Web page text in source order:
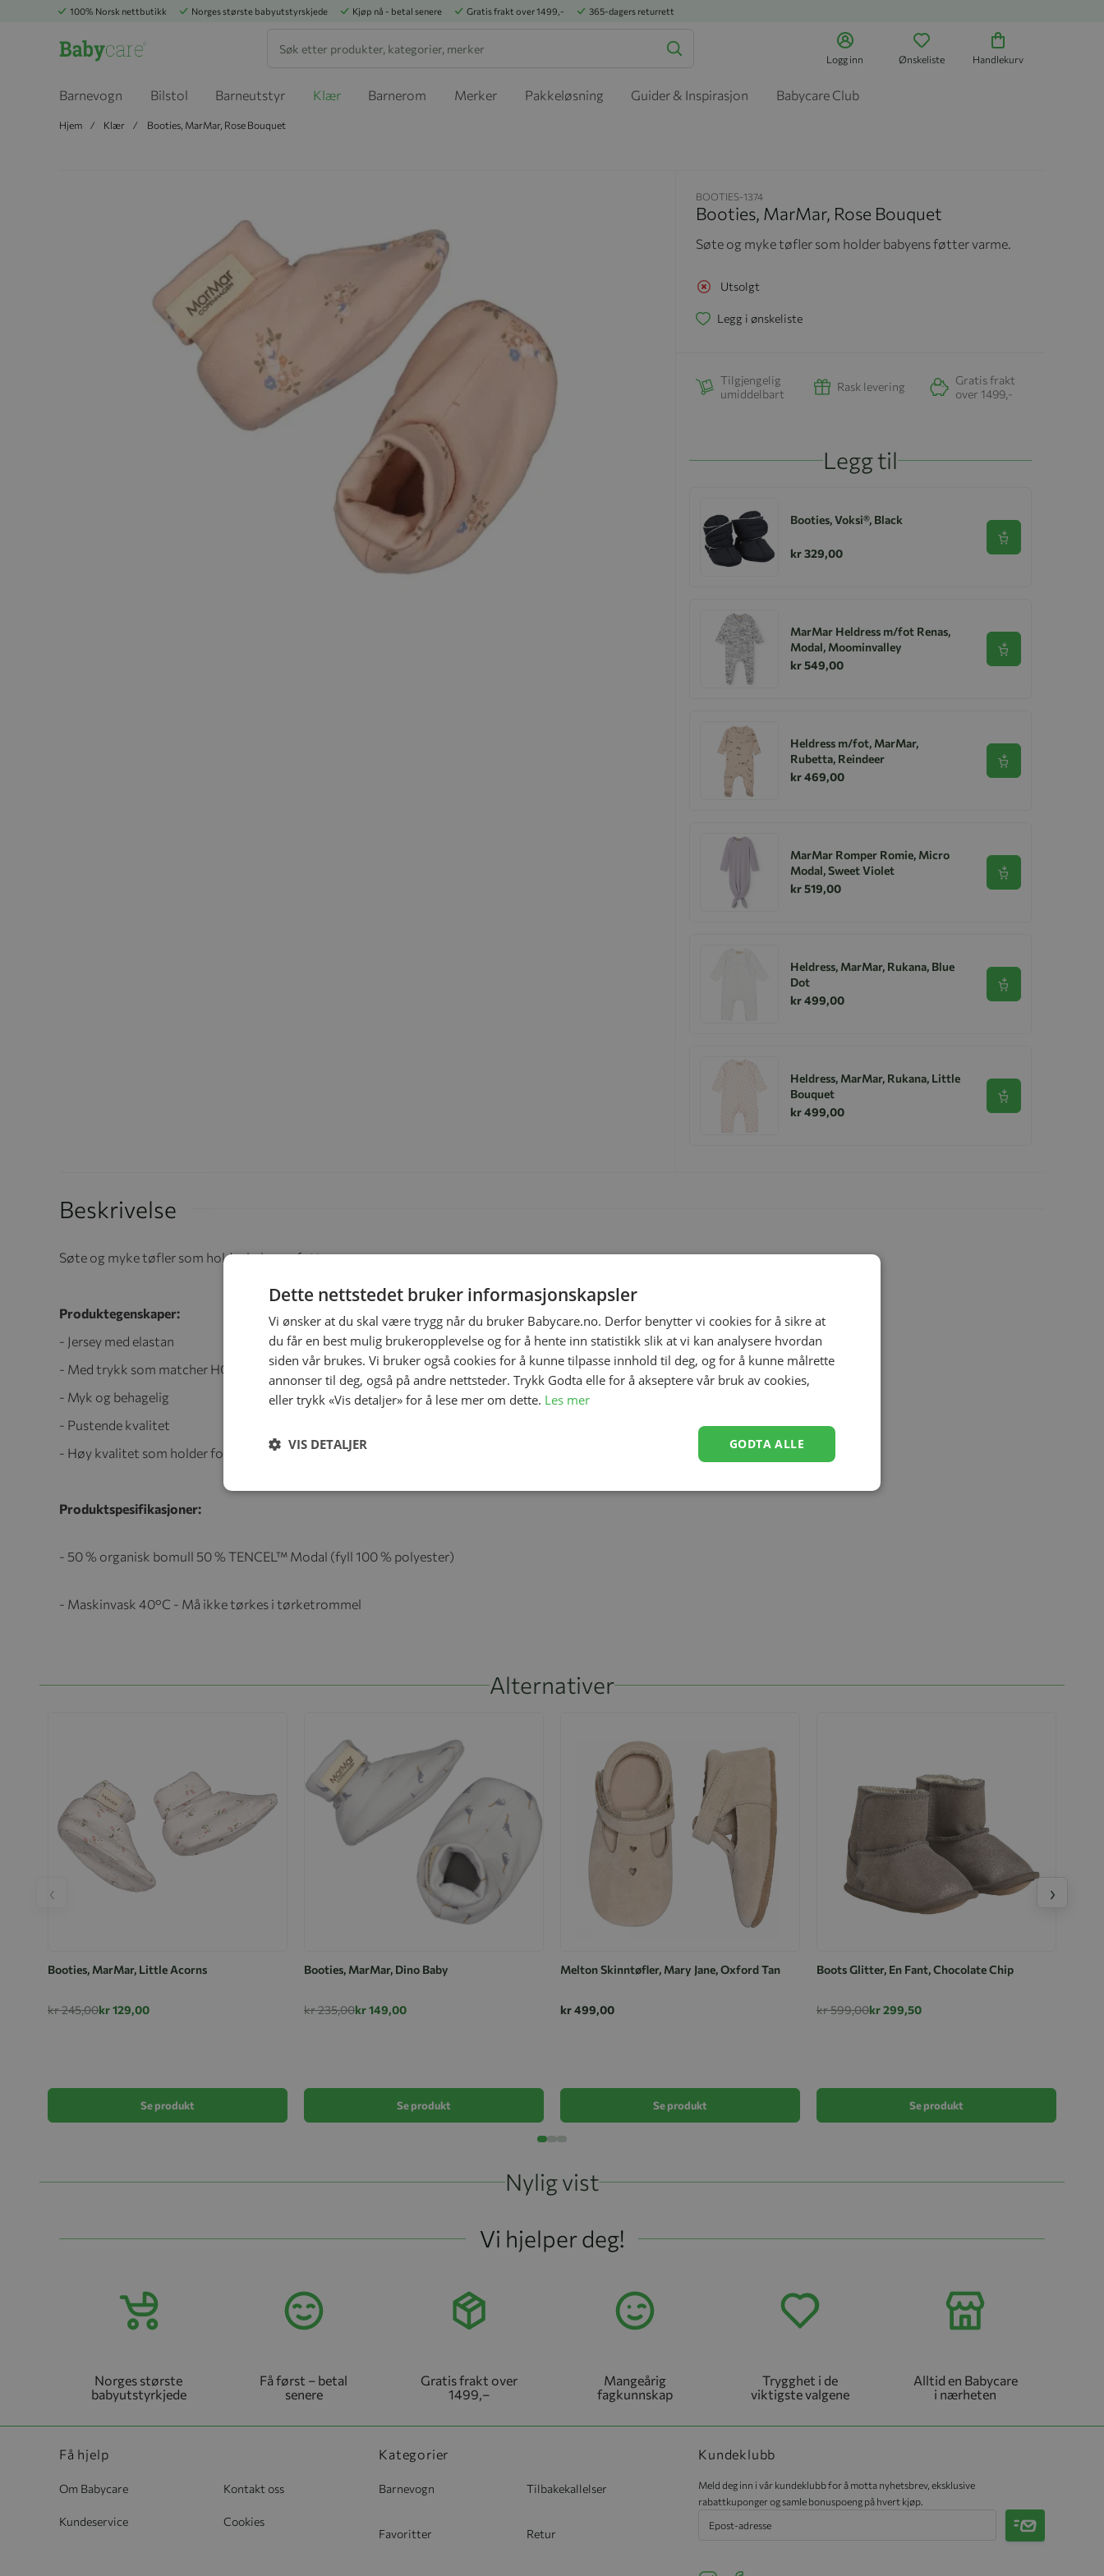
100% Norsk nettbutikk Norges største babyutstyrskjede Kjøp nå - betal senere Gratis frakt over 1499,- 365-dagers returrett
Logg inn Ønskeliste Handlekurv
Barnevogn Bilstol Barneutstyr Klær Barnerom Merker Pakkeløsning Guider & Inspirasjon Babycare Club
Hjem Klær Booties, MarMar, Rose Bouquet
BOOTIES-1374
Booties, MarMar, Rose Bouquet
Søte og myke tøfler som holder babyens føtter varme.
Utsolgt
Legg i ønskeliste
Tilgjengelig
umiddelbart
Rask levering
Gratis frakt
over 1499,-
Legg til
Booties, Voksi®, Black
kr 329,00
Se produkt
MarMar Heldress m/fot Renas,
Modal, Moominvalley
kr 549,00
Se produkt
Heldress m/fot, MarMar,
Rubetta, Reindeer
kr 469,00
Se produkt
MarMar Romper Romie, Micro
Modal, Sweet Violet
kr 519,00
Se produkt
Heldress, MarMar, Rukana, Blue
Dot
kr 499,00
Se produkt
Heldress, MarMar, Rukana, Little
Bouquet
kr 499,00
Se produkt
Beskrivelse
Søte og myke tøfler som holder babyens føtter varme.
Produktegenskaper:
- Jersey med elastan
- Med trykk som matcher HOME-kolleksjonen
- Myk og behagelig
- Pustende kvalitet
- Høy kvalitet som holder form og farge
Produktspesifikasjoner:
- 50 % organisk bomull 50 % TENCEL™ Modal (fyll 100 % polyester)
- Maskinvask 40°C - Må ikke tørkes i tørketrommel
Alternativer
Booties, MarMar, Little Acorns
kr 245,00kr 129,00
Se produkt
Booties, MarMar, Dino Baby
kr 235,00kr 149,00
Se produkt
Melton Skinntøfler, Mary Jane, Oxford Tan
kr 499,00
Se produkt
Boots Glitter, En Fant, Chocolate Chip
kr 599,00kr 299,50
Se produkt
‹ ›
Nylig vist
Vi hjelper deg!
Norges største
babyutstyrkjede
Få først – betal
senere
Gratis frakt over
1499,–
Mangeårig
fagkunnskap
Trygghet i de
viktigste valgene
Alltid en Babycare
i nærheten
Få hjelp
Om Babycare Kontakt oss
Kundeservice Cookies
Kategorier
Barnevogn Tilbakekallelser
Favoritter Retur
Kundeklubb
Meld deg inn i vår kundeklubb for å motta nyhetsbrev, eksklusive
rabattkuponger og samle bonuspoeng på hvert kjøp.
Meld på
Dette nettstedet bruker informasjonskapsler
Vi ønsker at du skal være trygg når du bruker Babycare.no. Derfor benytter vi cookies for å sikre at
du får en best mulig brukeropplevelse og for å hente inn statistikk slik at vi kan analysere hvordan
siden vår brukes. Vi bruker også cookies for å kunne tilpasse innhold til deg, og for å kunne målrette
annonser til deg, også på andre nettsteder. Trykk Godta elle for å akseptere vår bruk av cookies,
eller trykk «Vis detaljer» for å lese mer om dette. Les mer
GODTA ALLE
VIS DETALJER